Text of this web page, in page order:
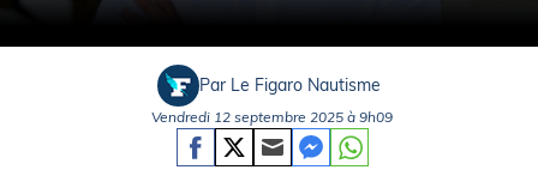
Par Le Figaro Nautisme
Vendredi 12 septembre 2025 à 9h09